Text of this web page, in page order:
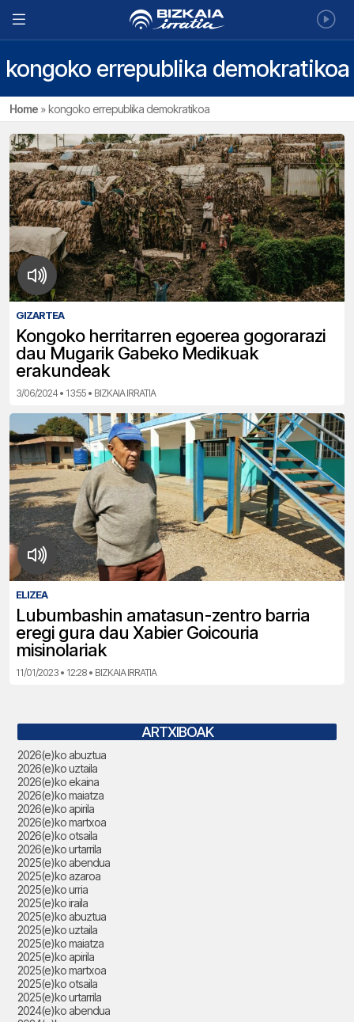
kongoko errepublika demokratikoa
Home »kongoko errepublika demokratikoa
GIZARTEA
Kongoko herritarren egoerea gogorarazi
dau Mugarik Gabeko Medikuak
erakundeak
3/06/2024 • 13:55 • BIZKAIA IRRATIA
ELIZEA
Lubumbashin amatasun-zentro barria
eregi gura dau Xabier Goicouria
misinolariak
11/01/2023 • 12:28 • BIZKAIA IRRATIA
ARTXIBOAK
2026(e)ko abuztua
2026(e)ko uztaila
2026(e)ko ekaina
2026(e)ko maiatza
2026(e)ko apirila
2026(e)ko martxoa
2026(e)ko otsaila
2026(e)ko urtarrila
2025(e)ko abendua
2025(e)ko azaroa
2025(e)ko urria
2025(e)ko iraila
2025(e)ko abuztua
2025(e)ko uztaila
2025(e)ko maiatza
2025(e)ko apirila
2025(e)ko martxoa
2025(e)ko otsaila
2025(e)ko urtarrila
2024(e)ko abendua